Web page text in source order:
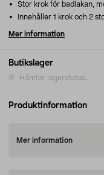
Butikslager
Hämtar lagerstatus...
Stor krok för badlakan,
Innehåller 1 krok och 2
Mer information
Produktinformation
Mer information